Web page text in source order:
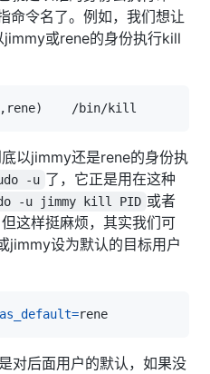
命令名了。例如，我们想让
或rene的身份执行kill
)
以jimmy还是rene的身份执
-u 了，它正是用在这种
-u jimmy kill PID 或者
但这样挺麻烦，其实我们可
jimmy设为默认的目标用户
=
对后面用户的默认，如果没